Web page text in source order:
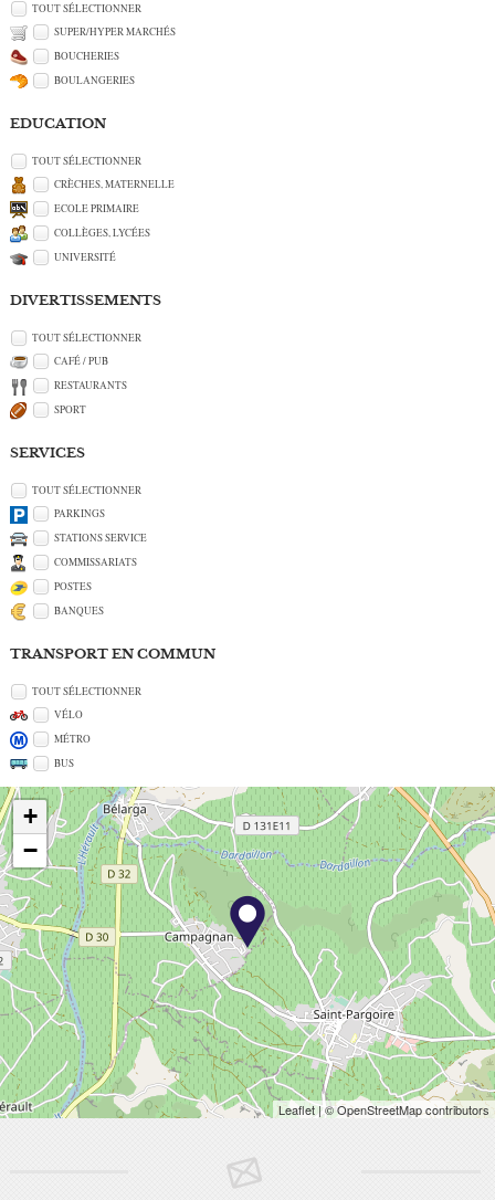
TOUT SÉLECTIONNER
SUPER/HYPER MARCHÉS
BOUCHERIES
BOULANGERIES
EDUCATION
TOUT SÉLECTIONNER
CRÈCHES, MATERNELLE
ECOLE PRIMAIRE
COLLÈGES, LYCÉES
UNIVERSITÉ
DIVERTISSEMENTS
TOUT SÉLECTIONNER
CAFÉ / PUB
RESTAURANTS
SPORT
SERVICES
TOUT SÉLECTIONNER
PARKINGS
STATIONS SERVICE
COMMISSARIATS
POSTES
BANQUES
TRANSPORT EN COMMUN
TOUT SÉLECTIONNER
VÉLO
MÉTRO
BUS
+
−
Leaflet| © OpenStreetMap contributors